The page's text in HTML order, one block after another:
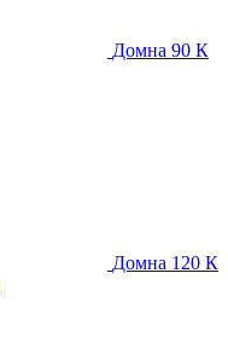
Домна 90 К
Домна 120 К